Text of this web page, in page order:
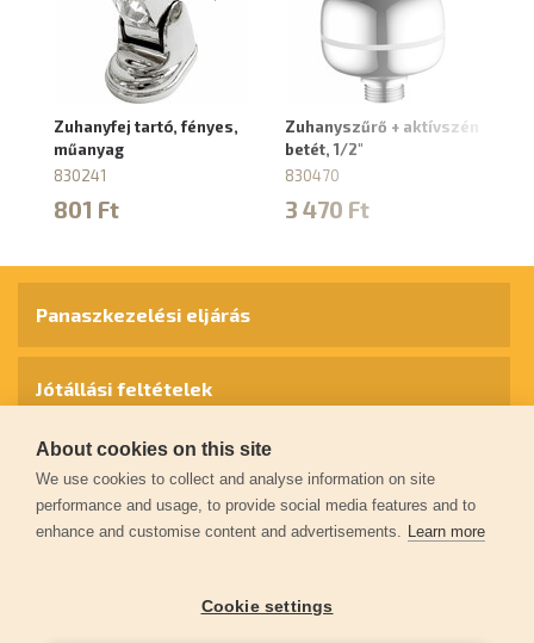
Zuhanyfej tartó, fényes,
műanyag
830241
801 Ft
Zuhanyszűrő + aktívszén
betét, 1/2"
830470
3 470 Ft
Panaszkezelési eljárás
Jótállási feltételek
Személyes adatok védelme
Kapcsolat
Garancia regisztráció
About cookies on this site
We use cookies to collect and analyse information on site
performance and usage, to provide social media features and to
enhance and customise content and advertisements. Learn more
Cookie settings